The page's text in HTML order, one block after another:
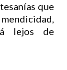
que
lejos de